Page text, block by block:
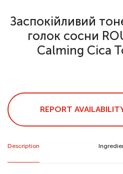
Заспокійливий
голок сосни
Calming Cica
REPORT
Description